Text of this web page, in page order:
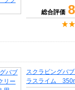
総合評価
スクラビングバ
ラスライム